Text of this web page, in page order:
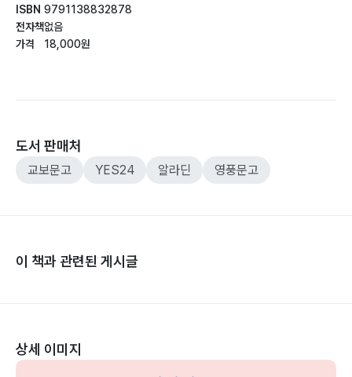
ISBN
전자책
가격
9791138832878
없음
18,000원
도서 판매처
교보문고 YES24 알라딘 영풍문고
이 책과 관련된 게시글
상세 이미지